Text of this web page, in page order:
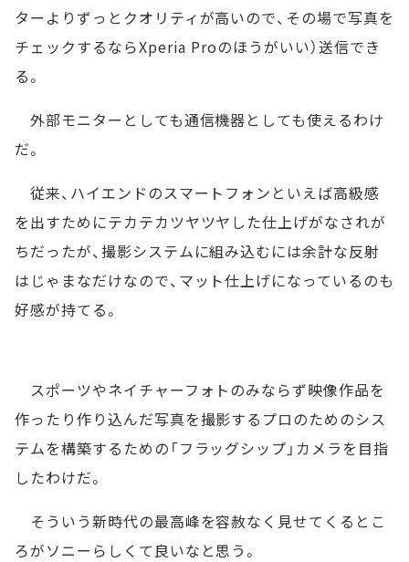
ターよりずっとクオリティが高いので、その場で写真を
チェックするならXperia Proのほうがいい）送信でき
る。
外部モニターとしても通信機器としても使えるわけ
だ。
従来、ハイエンドのスマートフォンといえば高級感
を出すためにテカテカツヤツヤした仕上げがなされが
ちだったが、撮影システムに組み込むには余計な反射
はじゃまなだけなので、マット仕上げになっているのも
好感が持てる。
スポーツやネイチャーフォトのみならず映像作品を
作ったり作り込んだ写真を撮影するプロのためのシス
テムを構築するための「フラッグシップ」カメラを目指
したわけだ。
そういう新時代の最高峰を容赦なく見せてくるとこ
ろがソニーらしくて良いなと思う。